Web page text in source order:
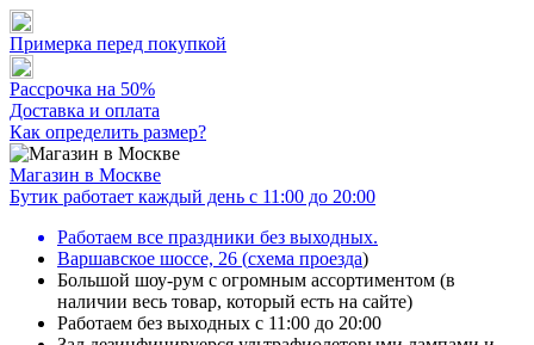
Примерка перед покупкой
Рассрочка на 50%
Доставка и оплата
Как определить размер?
Магазин в Москве
Бутик работает каждый день с 11:00 до 20:00
Работаем все праздники без выходных.
Варшавское шоссе, 26 (схема проезда)
Большой шоу-рум с огромным ассортиментом (в
наличии весь товар, который есть на сайте)
Работаем без выходных с 11:00 до 20:00